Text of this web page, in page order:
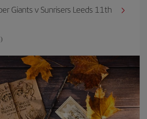
Giants v Sunrisers Leeds 11th